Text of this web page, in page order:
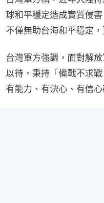
球和平穩定造成實質侵
不僅無助台海和平穩定
台灣軍方強調，面對解
以待，秉持「備戰不求
有能力、有決心、有信